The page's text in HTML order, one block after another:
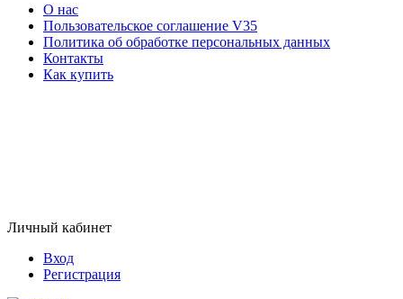
О нас
Пользовательское соглашение V35
Политика об обработке персональных данных
Контакты
Как купить
Личный кабинет
Вход
Регистрация